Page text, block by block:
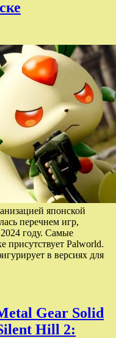
японской
перечнем игр,
году. Самые
присутствует Palworld.
в версиях для
Gear Solid
Hill 2: